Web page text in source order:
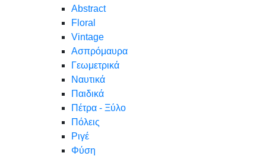
Abstract
Floral
Vintage
Ασπρόμαυρα
Γεωμετρικά
Ναυτικά
Παιδικά
Πέτρα - Ξύλο
Πόλεις
Ριγέ
Φύση